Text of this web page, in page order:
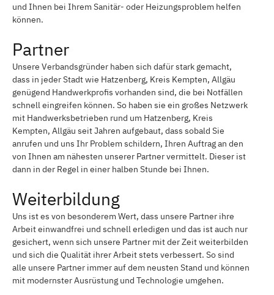
und Ihnen bei Ihrem Sanitär- oder Heizungsproblem helfen
können.
Partner
Unsere Verbandsgründer haben sich dafür stark gemacht,
dass in jeder Stadt wie Hatzenberg, Kreis Kempten, Allgäu
genügend Handwerkprofis vorhanden sind, die bei Notfällen
schnell eingreifen können. So haben sie ein großes Netzwerk
mit Handwerksbetrieben rund um Hatzenberg, Kreis
Kempten, Allgäu seit Jahren aufgebaut, dass sobald Sie
anrufen und uns Ihr Problem schildern, Ihren Auftrag an den
von Ihnen am nähesten unserer Partner vermittelt. Dieser ist
dann in der Regel in einer halben Stunde bei Ihnen.
Weiterbildung
Uns ist es von besonderem Wert, dass unsere Partner ihre
Arbeit einwandfrei und schnell erledigen und das ist auch nur
gesichert, wenn sich unsere Partner mit der Zeit weiterbilden
und sich die Qualität ihrer Arbeit stets verbessert. So sind
alle unsere Partner immer auf dem neusten Stand und können
mit modernster Ausrüstung und Technologie umgehen.